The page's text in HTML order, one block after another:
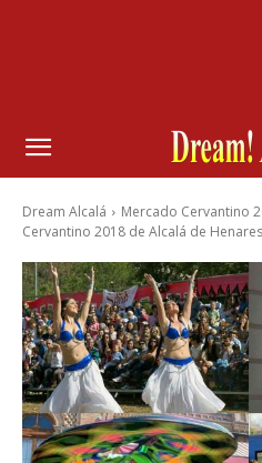
Dream Alcalá Mercado Cervantino
Cervantino 2018 de Alcalá de